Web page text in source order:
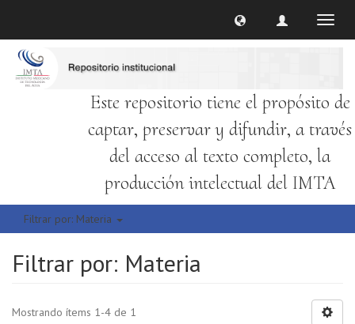
Este repositorio tiene el propósito de
captar, preservar y difundir, a través
del acceso al texto completo, la
producción intelectual del IMTA
Filtrar por: Materia
Filtrar por: Materia
Mostrando ítems 1-4 de 1